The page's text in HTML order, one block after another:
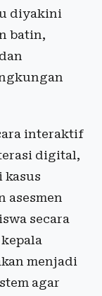
diyakini
batin,
interaktif
digital,
asesmen
secara
menjadi
agar